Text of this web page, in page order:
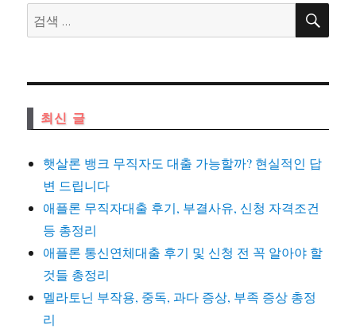
검
색:
검
최신 글
햇살론 뱅크 무직자도 대출 가능할까? 현실적인 답
변 드립니다
애플론 무직자대출 후기, 부결사유, 신청 자격조건
등 총정리
애플론 통신연체대출 후기 및 신청 전 꼭 알아야 할
것들 총정리
멜라토닌 부작용, 중독, 과다 증상, 부족 증상 총정
리